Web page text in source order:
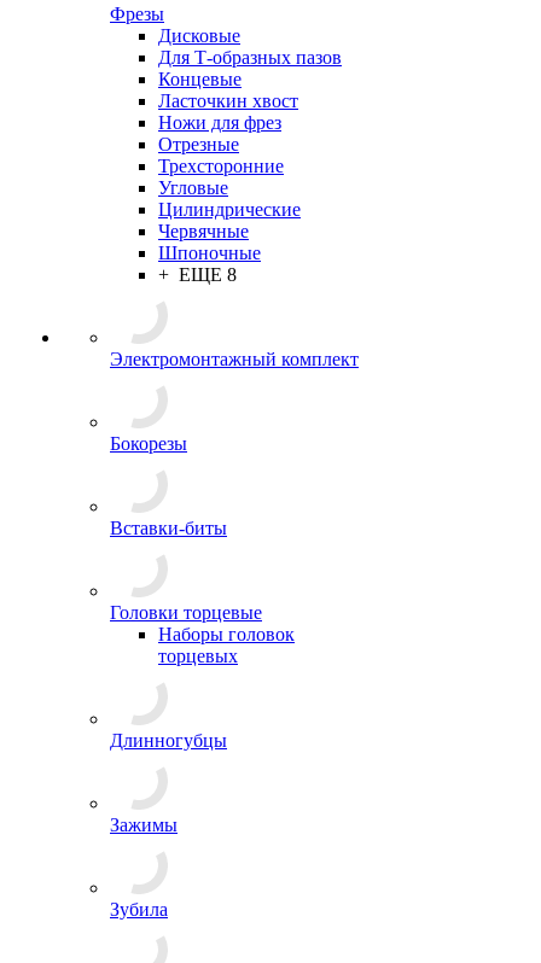
Фрезы
Дисковые
Для Т-образных пазов
Концевые
Ласточкин хвост
Ножи для фрез
Отрезные
Трехсторонние
Угловые
Цилиндрические
Червячные
Шпоночные
+ ЕЩЕ 8
Электромонтажный комплект
Бокорезы
Вставки-биты
Головки торцевые
Наборы головок
торцевых
Длинногубцы
Зажимы
Зубила